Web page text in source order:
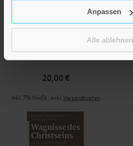
Anpassen
Alle ablehnen
20,00 €
Inkl. 7% MwSt.,exkl.Versandkosten